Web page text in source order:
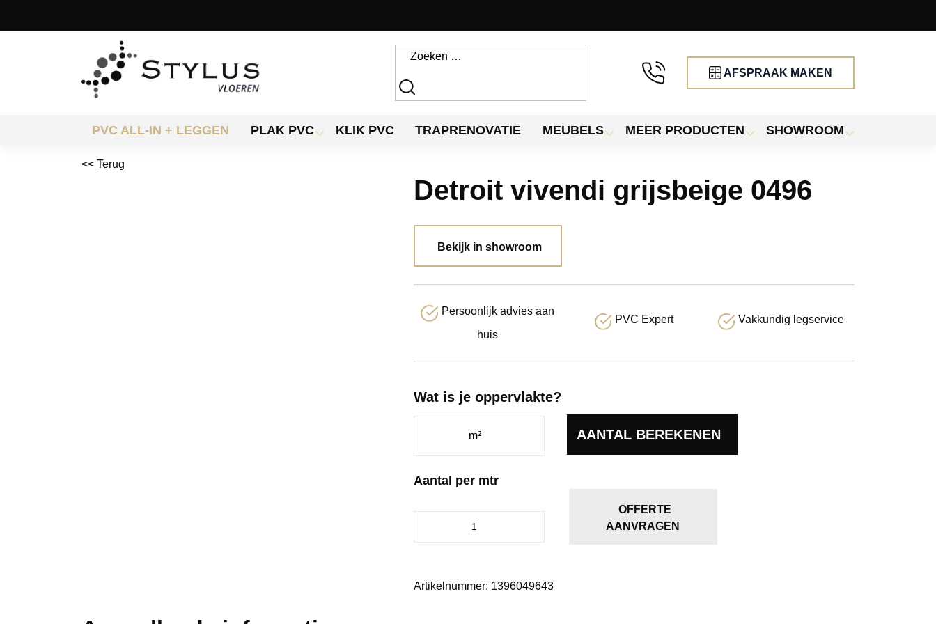
AFSPRAAK MAKEN
PVC ALL-IN + LEGGEN PLAK PVC KLIK PVC TRAPRENOVATIE MEUBELS MEER PRODUCTEN SHOWROOM
<< Terug
Detroit vivendi grijsbeige 0496
Bekijk in showroom
Persoonlijk advies aan
huis
PVC Expert Vakkundig legservice
Wat is je oppervlakte?
AANTAL BEREKENEN
Aantal per mtr
aantal
OFFERTE
AANVRAGEN
Artikelnummer: 1396049643